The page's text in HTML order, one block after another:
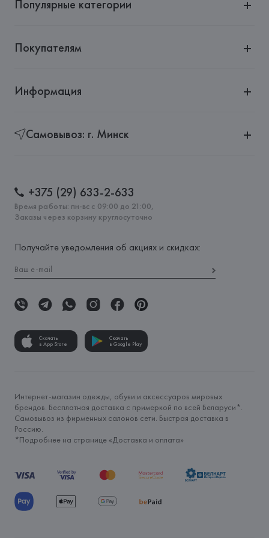
Популярные категории
Покупателям
Информация
Самовывоз: г. Минск
+375 (29) 633-2-633
Время работы: пн-вс с 09:00 до 21:00,
Заказы через корзину круглосуточно
Получайте уведомления об акциях и скидках:
Скачать
в App Store
Скачать
в Google Play
Интернет-магазин одежды, обуви и аксессуаров мировых
брендов. Бесплатная доставка с примеркой по всей Беларуси*.
Самовывоз из фирменных салонов сети. Быстрая доставка в
Россию.
*Подробнее на странице «Доставка и оплата»